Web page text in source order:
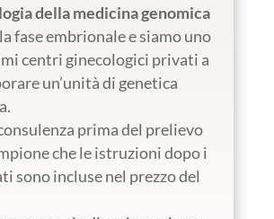
della medicina genomica
fase embrionale e siamo uno
centri ginecologici privati a
un’unità di genetica
prima del prelievo
che le istruzioni dopo i
sono incluse nel prezzo del